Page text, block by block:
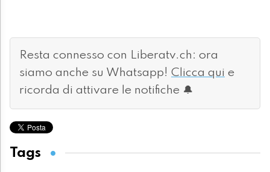
Resta connesso con Liberatv.ch: ora
siamo anche su Whatsapp! Clicca qui e
ricorda di attivare le notifiche 🔔
Tags